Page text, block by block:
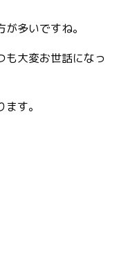
多いですね。
も大変お世話になっ
す。